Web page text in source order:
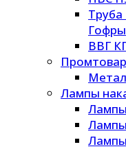
Гофры
ВВГ
Лампы
Лампы